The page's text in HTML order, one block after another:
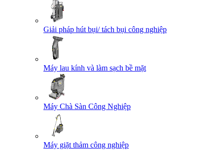
Giải pháp hút bụi/ tách bụi công nghiệp
Máy lau kính và làm sạch bề mặt
Máy Chà Sàn Công Nghiệp
Máy giặt thảm công nghiệp